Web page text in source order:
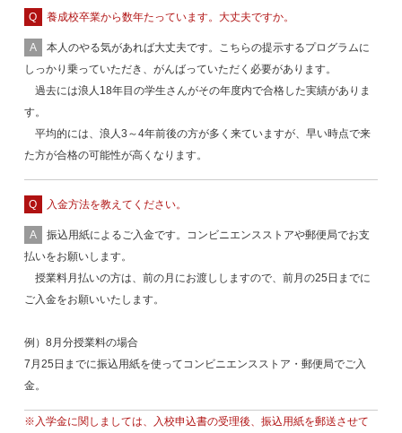
養成校卒業から数年たっています。大丈夫ですか。
本人のやる気があれば大丈夫です。こちらの提示するプログラムに
しっかり乗っていただき、がんばっていただく必要があります。
過去には浪人18年目の学生さんがその年度内で合格した実績がありま
す。
平均的には、浪人3～4年前後の方が多く来ていますが、早い時点で来
た方が合格の可能性が高くなります。
入金方法を教えてください。
振込用紙によるご入金です。コンビニエンスストアや郵便局でお支
払いをお願いします。
授業料月払いの方は、前の月にお渡ししますので、前月の25日までに
ご入金をお願いいたします。
例）8月分授業料の場合
7月25日までに振込用紙を使ってコンビニエンスストア・郵便局でご入
金。
※入学金に関しましては、入校申込書の受理後、振込用紙を郵送させて